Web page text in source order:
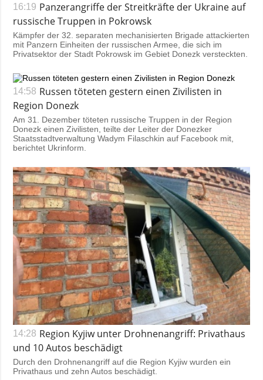
16:19 Panzerangriffe der Streitkräfte der Ukraine auf
russische Truppen in Pokrowsk
Kämpfer der 32. separaten mechanisierten Brigade attackierten
mit Panzern Einheiten der russischen Armee, die sich im
Privatsektor der Stadt Pokrowsk im Gebiet Donezk versteckten.
14:58 Russen töteten gestern einen Zivilisten in
Region Donezk
Am 31. Dezember töteten russische Truppen in der Region
Donezk einen Zivilisten, teilte der Leiter der Donezker
Staatsstadtverwaltung Wadym Filaschkin auf Facebook mit,
berichtet Ukrinform.
14:28 Region Kyjiw unter Drohnenangriff: Privathaus
und 10 Autos beschädigt
Durch den Drohnenangriff auf die Region Kyjiw wurden ein
Privathaus und zehn Autos beschädigt.